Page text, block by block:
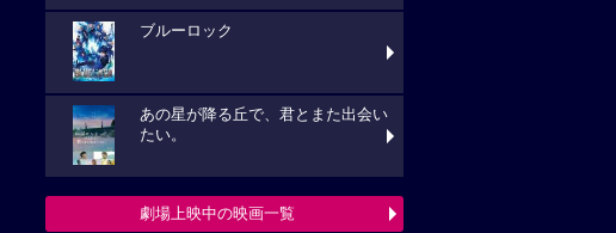
ブルーロック
あの星が降る丘で、君とまた出会い
たい。
劇場上映中の映画一覧